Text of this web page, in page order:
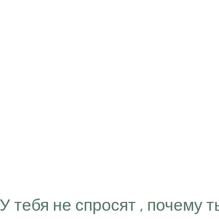
тебя не спросят , почему